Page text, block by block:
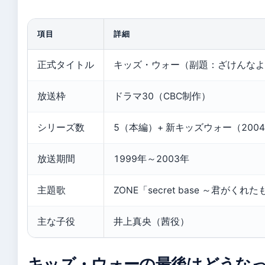
項目 詳細
正式タイトル キッズ・ウォー（副題：ざけんな
放送枠 ドラマ30（CBC制作）
シリーズ数 5（本編）+ 新キッズウォー（
放送期間 1999年～2003年
主題歌 ZONE「secret base ～君がくれた
主な子役 井上真央（茜役）